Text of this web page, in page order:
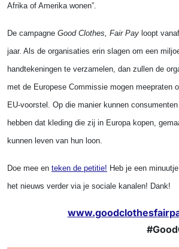
Afrika of Amerika wonen”.
De campagne Good Clothes, Fair Pay loopt
jaar. Als de organisaties erin slagen om een
handtekeningen te verzamelen, dan zullen de
met de Europese Commissie mogen meepraten
EU-voorstel. Op die manier kunnen
hebben dat kleding die zij in Europa kopen,
kunnen leven van hun loon.
Doe mee en teken de petitie! Heb je een
het nieuws verder via je sociale kanalen! Dank!